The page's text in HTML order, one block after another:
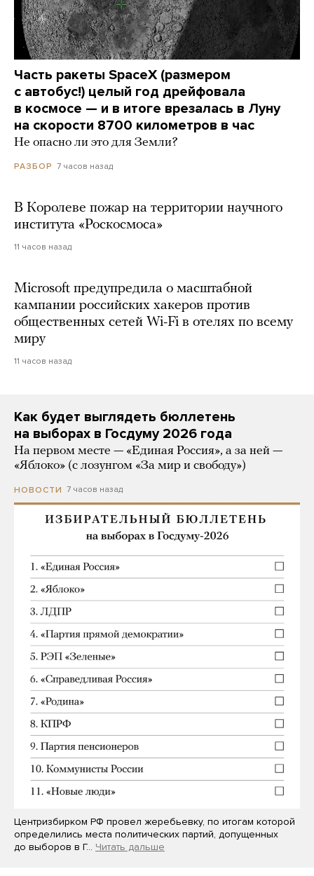
Часть ракеты SpaceX (размером
с автобус!) целый год дрейфовала
в космосе — и в итоге врезалась в Луну
на скорости 8700 километров в час
Не опасно ли это для Земли?
РАЗБОР 7 часов назад
В Королеве пожар на территории научного
института «Роскосмоса»
11 часов назад
Microsoft предупредила о масштабной
кампании российских хакеров против
общественных сетей Wi-Fi в отелях по всему
миру
11 часов назад
Как будет выглядеть бюллетень
на выборах в Госдуму 2026 года
На первом месте — «Единая Россия», а за ней —
«Яблоко» (с лозунгом «За мир и свободу»)
НОВОСТИ 7 часов назад
Центризбирком РФ провел жеребьевку, по итогам которой
определились места политических партий, допущенных
до выборов в Г… Читать дальше